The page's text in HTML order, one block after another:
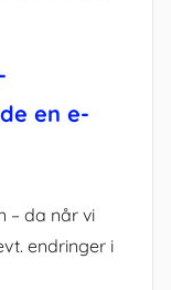
en e-
– da når vi
endringer i